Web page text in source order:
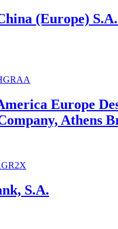
(Europe)
Europe
Athens
S.A.